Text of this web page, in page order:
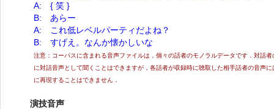
A:
{ 笑 }
B:
あらー
A:
これ低レベルパーティだよね？
B:
すげえ。なんか懐かしいな
注意：コーパスに含まれる音声ファイルは，個々の話者のモノラルデータです．対話
に対話音声として聞くことはできますが，各話者が収録時に聴取した相手話者の音声
に再現することはできません．
演技音声